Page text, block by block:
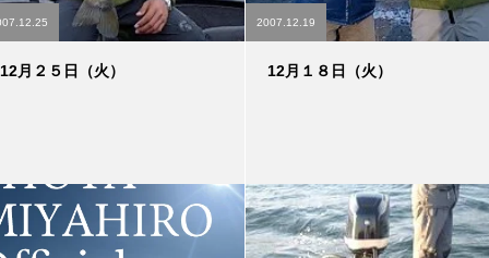
12月２５日（火）
2007.12.19
12月１８日（火）